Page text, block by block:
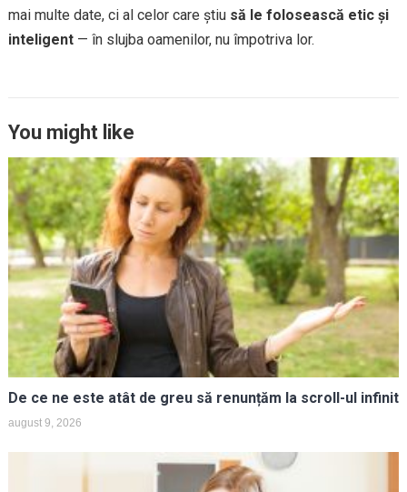
mai multe date, ci al celor care știu să le folosească etic și
inteligent— în slujba oamenilor, nu împotriva lor.
You might like
De ce ne este atât de greu să renunțăm la scroll-ul infinit
august 9, 2026